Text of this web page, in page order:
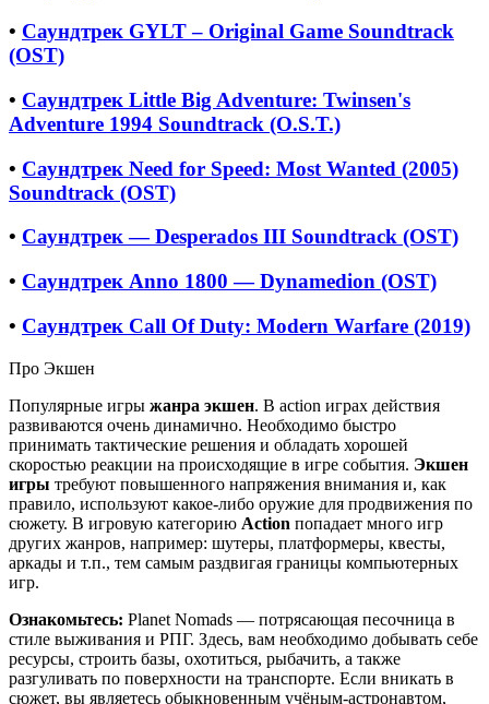
• Саундтрек GYLT – Original Game Soundtrack
(OST)
• Саундтрек Little Big Adventure: Twinsen's
Adventure 1994 Soundtrack (O.S.T.)
• Саундтрек Need for Speed: Most Wanted (2005)
Soundtrack (OST)
• Саундтрек — Desperados III Soundtrack (OST)
• Саундтрек Anno 1800 — Dynamedion (OST)
• Саундтрек Call Of Duty: Modern Warfare (2019)
Про Экшен
Популярные игры жанра экшен. В action играх действия
развиваются очень динамично. Необходимо быстро
принимать тактические решения и обладать хорошей
скоростью реакции на происходящие в игре события. Экшен
игры требуют повышенного напряжения внимания и, как
правило, используют какое-либо оружие для продвижения по
сюжету. В игровую категорию Action попадает много игр
других жанров, например: шутеры, платформеры, квесты,
аркады и т.п., тем самым раздвигая границы компьютерных
игр.
Ознакомьтесь: Planet Nomads — потрясающая песочница в
стиле выживания и РПГ. Здесь, вам необходимо добывать себе
ресурсы, строить базы, охотиться, рыбачить, а также
разгуливать по поверхности на транспорте. Если вникать в
сюжет, вы являетесь обыкновенным учёным-астронавтом,